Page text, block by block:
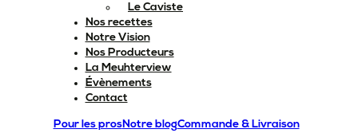
Le Caviste
Nos recettes
Notre Vision
Nos Producteurs
La Meuhterview
Évènements
Contact
Pour les prosNotre blogCommande & Livraison